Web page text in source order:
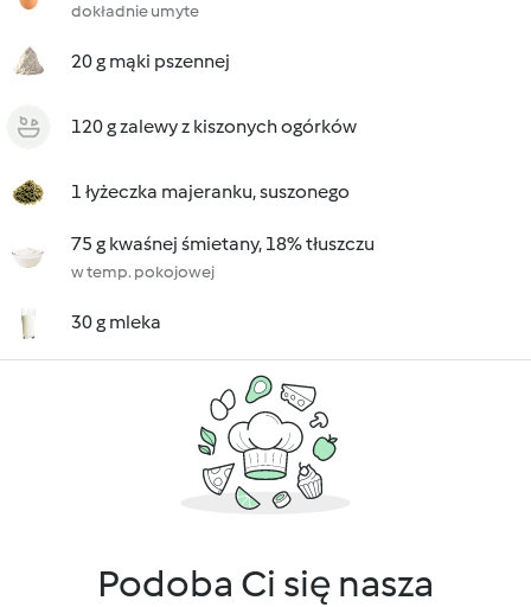
dokładnie umyte
20 g mąki pszennej
120 g zalewy z kiszonych ogórków
1 łyżeczka majeranku, suszonego
75 g kwaśnej śmietany, 18% tłuszczu
w temp. pokojowej
30 g mleka
Podoba Ci się nasza